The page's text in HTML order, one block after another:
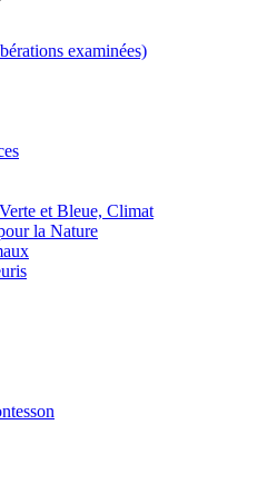
examinées)
et Bleue, Climat
la Nature